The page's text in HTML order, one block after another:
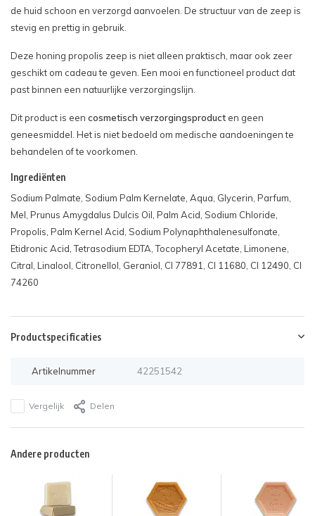
de huid schoon en verzorgd aanvoelen. De structuur van de zeep is
stevig en prettig in gebruik.
Deze honing propolis zeep is niet alleen praktisch, maar ook zeer
geschikt om cadeau te geven. Een mooi en functioneel product dat
past binnen een natuurlijke verzorgingslijn.
Dit product is een cosmetisch verzorgingsproduct en geen
geneesmiddel. Het is niet bedoeld om medische aandoeningen te
behandelen of te voorkomen.
Ingrediënten
Sodium Palmate, Sodium Palm Kernelate, Aqua, Glycerin, Parfum,
Mel, Prunus Amygdalus Dulcis Oil, Palm Acid, Sodium Chloride,
Propolis, Palm Kernel Acid, Sodium Polynaphthalenesulfonate,
Etidronic Acid, Tetrasodium EDTA, Tocopheryl Acetate, Limonene,
Citral, Linalool, Citronellol, Geraniol, CI 77891, CI 11680, CI 12490, CI
74260
Productspecificaties
Artikelnummer 42251542
Vergelijk Delen
Andere producten